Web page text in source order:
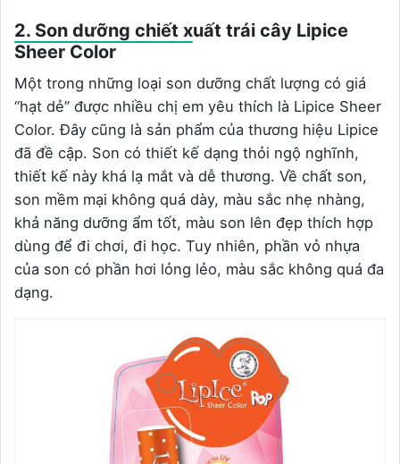
2. Son dưỡng chiết xuất trái cây Lipice
Sheer Color
Một trong những loại son dưỡng chất lượng có giá
“hạt dẻ” được nhiều chị em yêu thích là Lipice Sheer
Color. Đây cũng là sản phẩm của thương hiệu Lipice
đã đề cập. Son có thiết kế dạng thỏi ngộ nghĩnh,
thiết kế này khá lạ mắt và dễ thương. Về chất son,
son mềm mại không quá dày, màu sắc nhẹ nhàng,
khả năng dưỡng ẩm tốt, màu son lên đẹp thích hợp
dùng để đi chơi, đi học. Tuy nhiên, phần vỏ nhựa
của son có phần hơi lỏng lẻo, màu sắc không quá đa
dạng.